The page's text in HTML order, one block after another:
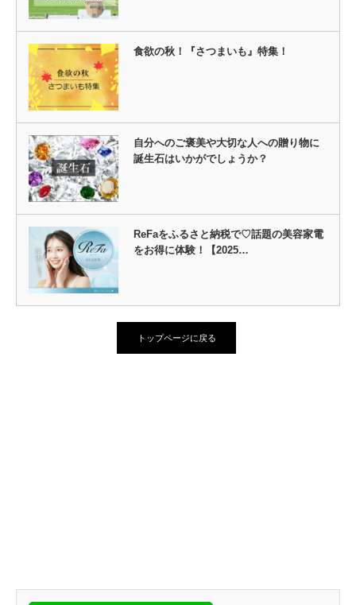
食欲の秋！『さつまいも』特集！
自分へのご褒美や大切な人への贈り物に
誕生石はいかがでしょうか？
ReFaをふるさと納税で♡話題の美容家電
をお得に体験！【2025…
トップページに戻る